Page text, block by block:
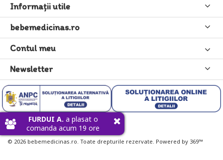
Informaţii utile
bebemedicinas.ro
Contul meu
Newsletter
© 2026 bebemedicinas.ro. Toate drepturile rezervate. Powered by 369™
FURDUI A. a plasat o
comanda acum 19 ore